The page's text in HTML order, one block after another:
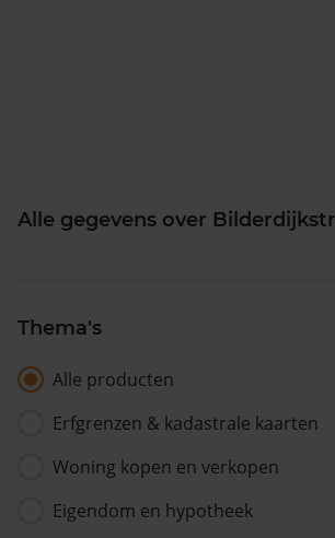
Alle gegevens over
Thema's
Alle producten
Erfgrenzen & kadastrale kaarten
Woning kopen en verkopen
Eigendom en hypotheek